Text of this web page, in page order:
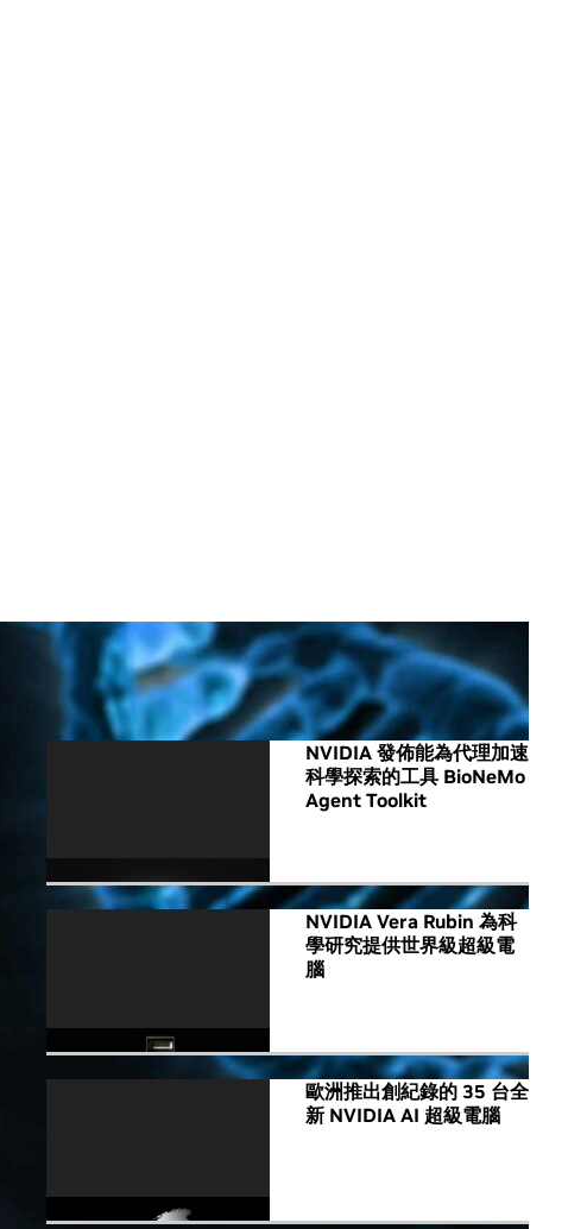
All NVIDIA News
NVIDIA 發佈能為代理加速
科學探索的工具 BioNeMo
Agent Toolkit
NVIDIA Vera Rubin 為科
學研究提供世界級超級電
腦
歐洲推出創紀錄的 35 台全
新 NVIDIA AI 超級電腦